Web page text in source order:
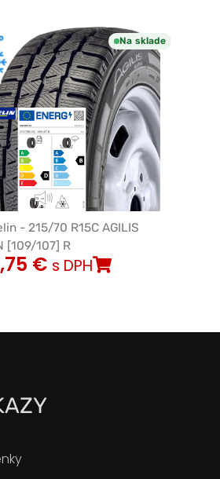
Na sklade
- 215/70 R15C AGILIS
[109/107] R
€ s DPH